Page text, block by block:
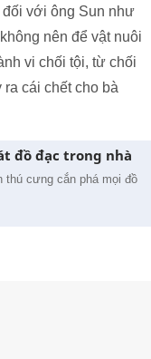
đối với ông Sun như
nên để vật nuôi
vi chối tội, từ chối
cái chết cho bà
đồ đạc trong nhà
thú cưng cắn phá mọi đồ